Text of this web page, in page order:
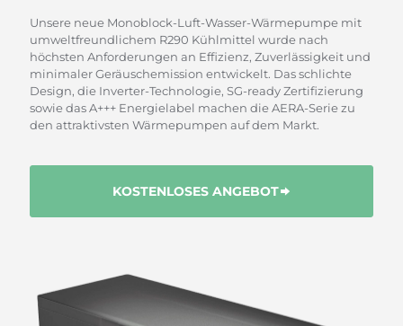
Unsere neue Monoblock-Luft-Wasser-Wärmepumpe mit
umweltfreundlichem R290 Kühlmittel wurde nach
höchsten Anforderungen an Effizienz, Zuverlässigkeit und
minimaler Geräuschemission entwickelt. Das schlichte
Design, die Inverter-Technologie, SG-ready Zertifizierung
sowie das A+++ Energielabel machen die AERA-Serie zu
den attraktivsten Wärmepumpen auf dem Markt.
KOSTENLOSES ANGEBOT